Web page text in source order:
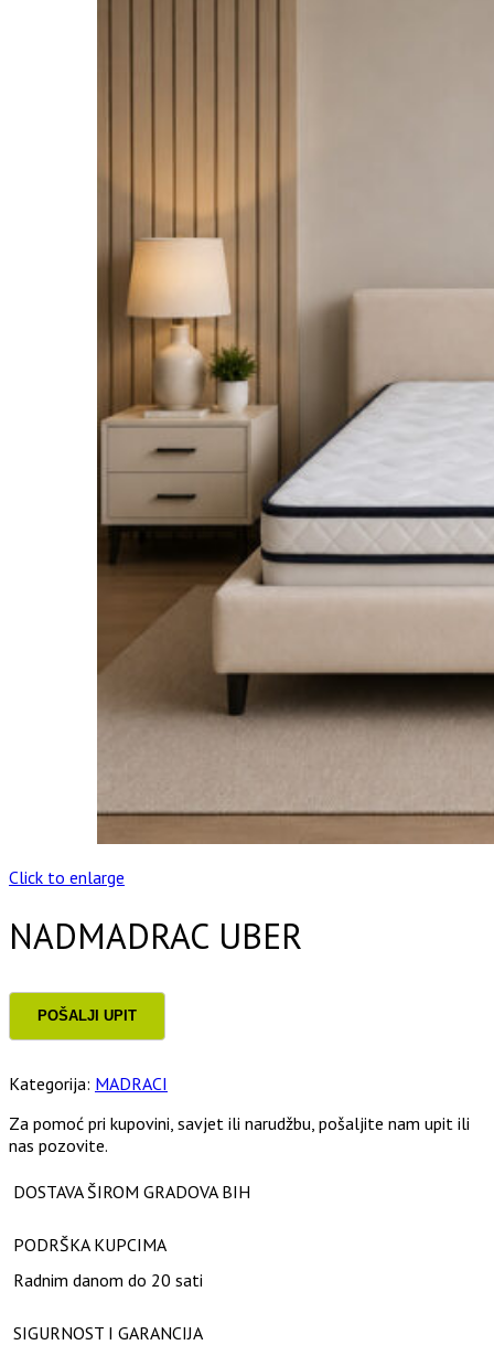
Click to enlarge
NADMADRAC UBER
Kategorija: MADRACI
Za pomoć pri kupovini, savjet ili narudžbu, pošaljite nam upit ili
nas pozovite.
DOSTAVA ŠIROM GRADOVA BIH
PODRŠKA KUPCIMA
Radnim danom do 20 sati
SIGURNOST I GARANCIJA